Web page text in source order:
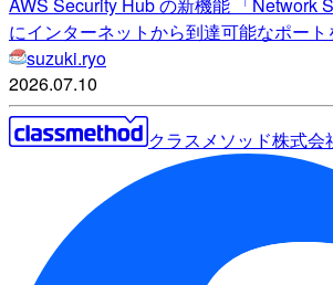
にインターネットから到達可能なポー
suzuki.ryo
2026.07.10
クラスメソッド株式会